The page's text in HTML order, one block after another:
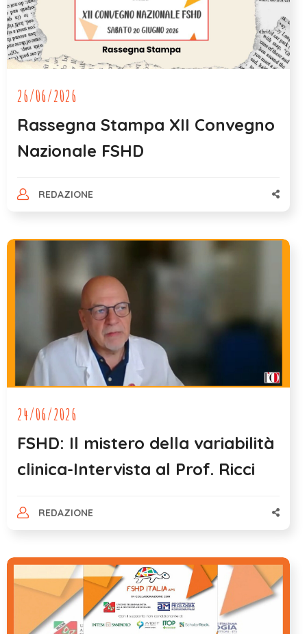
26/06/2026
Rassegna Stampa XII Convegno
Nazionale FSHD
REDAZIONE
24/06/2026
FSHD: Il mistero della variabilità
clinica-Intervista al Prof. Ricci
REDAZIONE